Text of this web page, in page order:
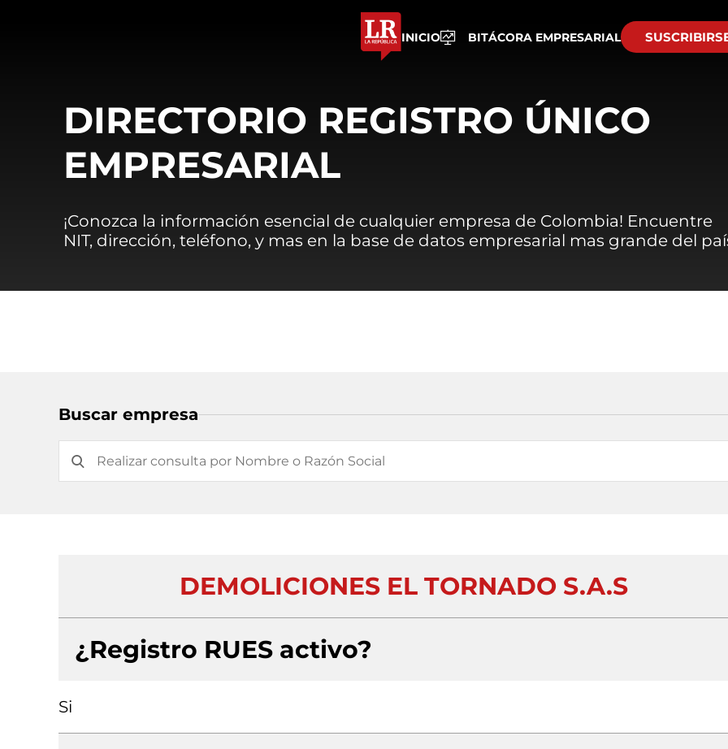
INICIO BITÁCORA EMPRESARIAL
DIRECTORIO REGISTRO ÚNICO
EMPRESARIAL
¡Conozca la información esencial de cualquier empresa de Colombia! Encuentre
NIT, dirección, teléfono, y mas en la base de datos empresarial mas grande del
Buscar empresa
DEMOLICIONES EL TORNADO S.A.S
¿Registro RUES activo?
Si